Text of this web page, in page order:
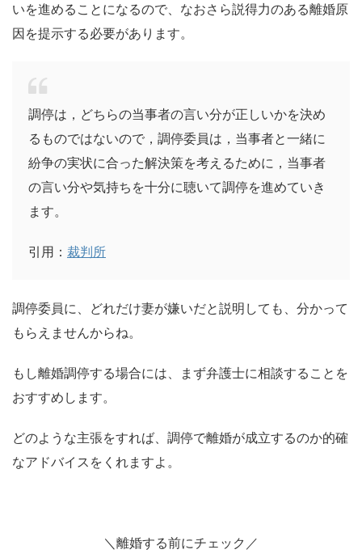
いを進めることになるので、なおさら説得力のある離婚原
因を提示する必要があります。
調停は，どちらの当事者の言い分が正しいかを決め
るものではないので，調停委員は，当事者と一緒に
紛争の実状に合った解決策を考えるために，当事者
の言い分や気持ちを十分に聴いて調停を進めていき
ます。
引用： 裁判所
調停委員に、どれだけ妻が嫌いだと説明しても、分かって
もらえませんからね。
もし離婚調停する場合には、まず弁護士に相談することを
おすすめします。
どのような主張をすれば、調停で離婚が成立するのか的確
なアドバイスをくれますよ。
＼離婚する前にチェック／